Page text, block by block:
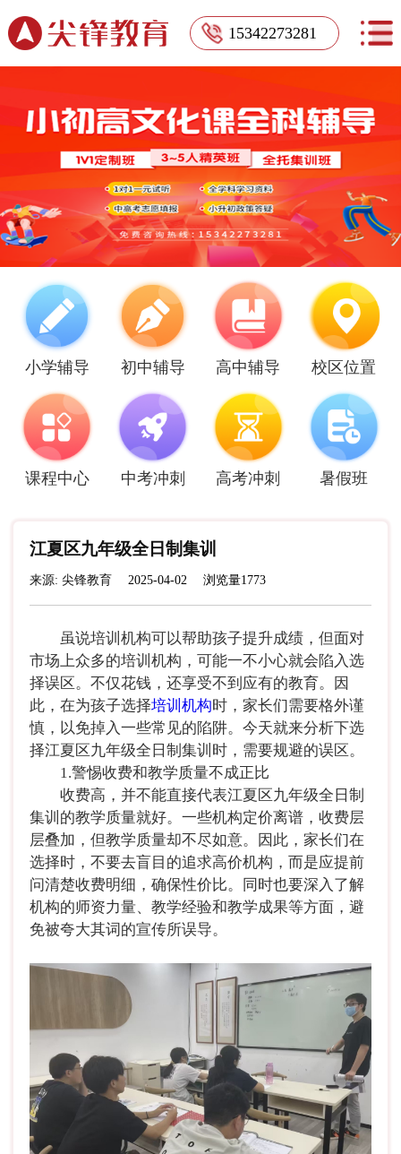
15342273281
小学辅导 初中辅导 高中辅导 校区位置
课程中心 中考冲刺 高考冲刺 暑假班
江夏区九年级全日制集训
来源: 尖锋教育 2025-04-02 浏览量1773
虽说培训机构可以帮助孩子提升成绩，但面对
市场上众多的培训机构，可能一不小心就会陷入选
择误区。不仅花钱，还享受不到应有的教育。因
此，在为孩子选择培训机构时，家长们需要格外谨
慎，以免掉入一些常见的陷阱。今天就来分析下选
择江夏区九年级全日制集训时，需要规避的误区。
1.警惕收费和教学质量不成正比
收费高，并不能直接代表江夏区九年级全日制
集训的教学质量就好。一些机构定价离谱，收费层
层叠加，但教学质量却不尽如意。因此，家长们在
选择时，不要去盲目的追求高价机构，而是应提前
问清楚收费明细，确保性价比。同时也要深入了解
机构的师资力量、教学经验和教学成果等方面，避
免被夸大其词的宣传所误导。